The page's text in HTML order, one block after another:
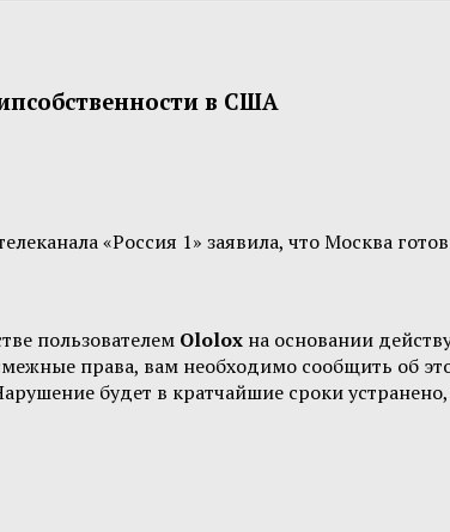
в США
«Россия 1» заявила, что Москва
пользователем Ololox на основании
права, вам необходимо сообщить об
будет в кратчайшие сроки